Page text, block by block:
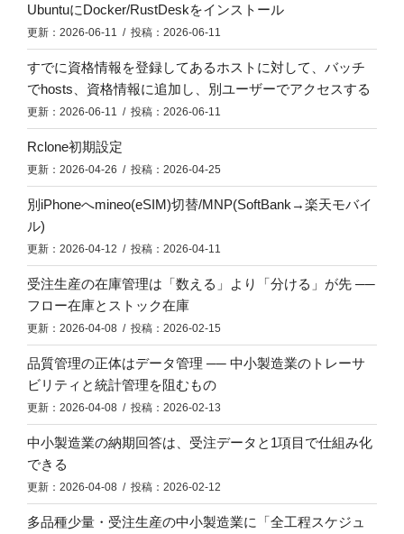
UbuntuにDocker/RustDeskをインストール
更新：2026-06-11 / 投稿：2026-06-11
すでに資格情報を登録してあるホストに対して、バッチ
でhosts、資格情報に追加し、別ユーザーでアクセスする
更新：2026-06-11 / 投稿：2026-06-11
Rclone初期設定
更新：2026-04-26 / 投稿：2026-04-25
別iPhoneへmineo(eSIM)切替/MNP(SoftBank→楽天モバイ
ル)
更新：2026-04-12 / 投稿：2026-04-11
受注生産の在庫管理は「数える」より「分ける」が先 ──
フロー在庫とストック在庫
更新：2026-04-08 / 投稿：2026-02-15
品質管理の正体はデータ管理 ── 中小製造業のトレーサ
ビリティと統計管理を阻むもの
更新：2026-04-08 / 投稿：2026-02-13
中小製造業の納期回答は、受注データと1項目で仕組み化
できる
更新：2026-04-08 / 投稿：2026-02-12
多品種少量・受注生産の中小製造業に「全工程スケジュ